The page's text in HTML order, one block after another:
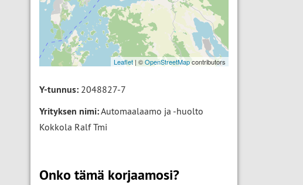
Leaflet | ©OpenStreetMapcontributors
Y-tunnus:2048827-7
Yrityksen nimi:Automaalaamo ja -huolto
Kokkola Ralf Tmi
Onko tämä korjaamosi?